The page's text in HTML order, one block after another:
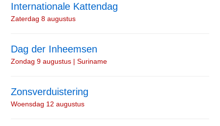
Internationale Kattendag
Zaterdag 8 augustus
Dag der Inheemsen
Zondag 9 augustus | Suriname
Zonsverduistering
Woensdag 12 augustus